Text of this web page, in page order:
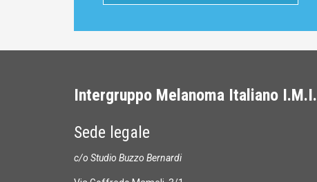
Intergruppo Melanoma Italiano I.M.I.
Sede legale
c/o Studio Buzzo Bernardi